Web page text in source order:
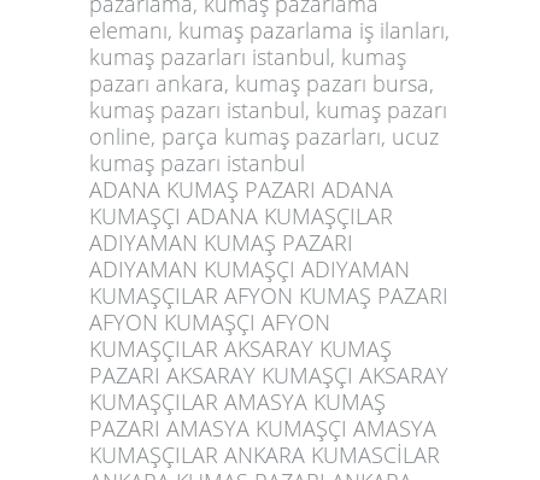
elemanı, kumaş pazarlama iş ilanları,
kumaş pazarları istanbul, kumaş
pazarı ankara, kumaş pazarı bursa,
kumaş pazarı istanbul, kumaş pazarı
online, parça kumaş pazarları, ucuz
kumaş pazarı istanbul
ADANA KUMAŞ PAZARI ADANA
KUMAŞÇI ADANA KUMAŞÇILAR
ADIYAMAN KUMAŞ PAZARI
ADIYAMAN KUMAŞÇI ADIYAMAN
KUMAŞÇILAR AFYON KUMAŞ PAZARI
AFYON KUMAŞÇI AFYON
KUMAŞÇILAR AKSARAY KUMAŞ
PAZARI AKSARAY KUMAŞÇI AKSARAY
KUMAŞÇILAR AMASYA KUMAŞ
PAZARI AMASYA KUMAŞÇI AMASYA
KUMAŞÇILAR ANKARA KUMASCİLAR